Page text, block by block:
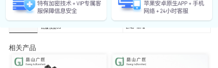
材料信息
断后伸长率δ/5 ≥25%
屈服强度σs ≥740 MPa
相关产品